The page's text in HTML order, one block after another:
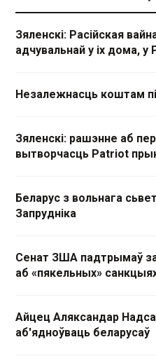
Зяленскі: Расійская
адчувальнай у іх дома, у
Незалежнасць коштам
Зяленскі: рашэнне аб
вытворчасць Patriot
Беларус з вольнага
Запрудніка
Сенат ЗША падтрымаў
аб «пякельных»
Айцец Аляксандар
аб'ядноўваць беларусаў